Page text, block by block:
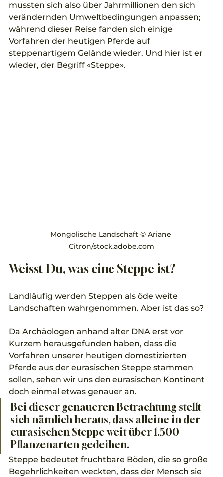
mussten sich also über Jahrmillionen den sich
verändernden Umweltbedingungen anpassen;
während dieser Reise fanden sich einige
Vorfahren der heutigen Pferde auf
steppenartigem Gelände wieder. Und hier ist er
wieder, der Begriff «Steppe».
Mongolische Landschaft © Ariane
Citron/stock.adobe.com
Weisst Du, was eine Steppe ist?
Landläufig werden Steppen als öde weite
Landschaften wahrgenommen. Aber ist das so?
Da Archäologen anhand alter DNA erst vor
Kurzem herausgefunden haben, dass die
Vorfahren unserer heutigen domestizierten
Pferde aus der eurasischen Steppe stammen
sollen, sehen wir uns den eurasischen Kontinent
doch einmal etwas genauer an.
Bei dieser genaueren Betrachtung stellt
sich nämlich heraus, dass alleine in der
eurasischen Steppe weit über 1.500
Pflanzenarten gedeihen.
Steppe bedeutet fruchtbare Böden, die so große
Begehrlichkeiten weckten, dass der Mensch sie